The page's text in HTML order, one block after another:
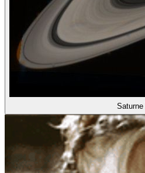
Saturne